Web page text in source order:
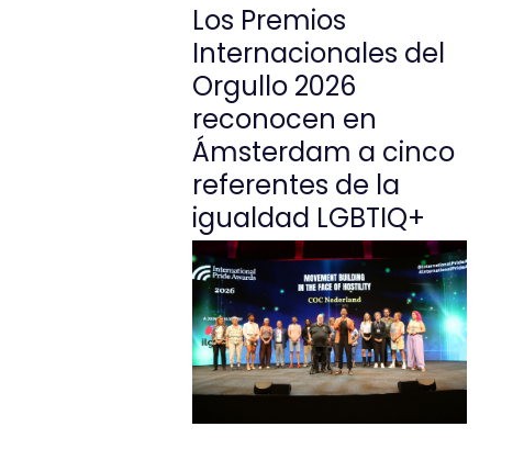
Los Premios
Internacionales del
Orgullo 2026
reconocen en
Ámsterdam a cinco
referentes de la
igualdad LGBTIQ+